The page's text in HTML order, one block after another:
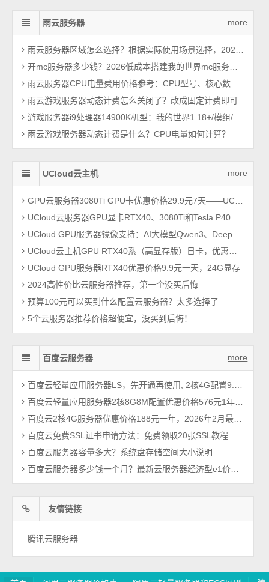
more
雨云服务器
雨云服务器区域怎么选择？根据实际使用场景选择，2026最新教程
开mc服务器多少钱？2026低成本搭建我的世界mc服务器方法
雨云服务器CPU电量费用价格参考：CPU型号、核心数及CPU超额使用率费用影响
雨云游戏服务器动态计费怎么关闭了？改成固定计费即可
游戏服务器i9处理器14900K机型：我的世界1.18+/模组/基岩/群组等高消耗场景
雨云游戏服务器动态计费是什么？CPU电量如何计算？
more
UCloud云主机
GPU云服务器3080Ti GPU卡优惠价格29.9元7天——UCloud云主机
UCloud云服务器GPU显卡RTX40、3080Ti和Tesla P40优惠价格表
UCloud GPU服务器镜像支持：AI大模型Qwen3、DeepSeek、GLM、QwQ、Ollama等
UCloud云主机GPU RTX40系（高显存版）日卡，优惠价格19.9元一年
UCloud GPU服务器RTX40优惠价格9.9元一天，24G显存
2024高性价比云服务器推荐，第一个没买后悔
预算100元可以买到什么配置云服务器？太多选择了
5个云服务器推荐价格超便宜，没买到后悔！
more
百度云服务器
百度云轻量应用服务器LS，先开通再使用, 2核4G配置9.9元1个月
百度云轻量应用服务器2核8G8M配置优惠价格576元1年，2026最新报价
百度云2核4G服务器优惠价格188元一年，2026年2月最新BCC云服务器
百度云免费SSL证书申请方法：免费领取20张SSL教程
百度云服务器容量多大？系统盘存储空间大小说明
百度云服务器多少钱一个月？最新云服务器经济型e1价格曝光
友情链接
腾讯云服务器